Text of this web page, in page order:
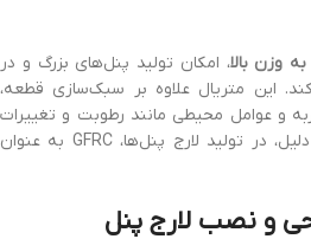
وزن بالا، امکان تولید پنل‌های بزرگ و در
این متریال علاوه بر سبک‌سازی قطعه،
و عوامل محیطی مانند رطوبت و تغییرات
دما افزایش می‌دهد. به همین دلیل، در تولید لارج پنل‌ها، GFRC به عنوان
و نصب لارج پنل